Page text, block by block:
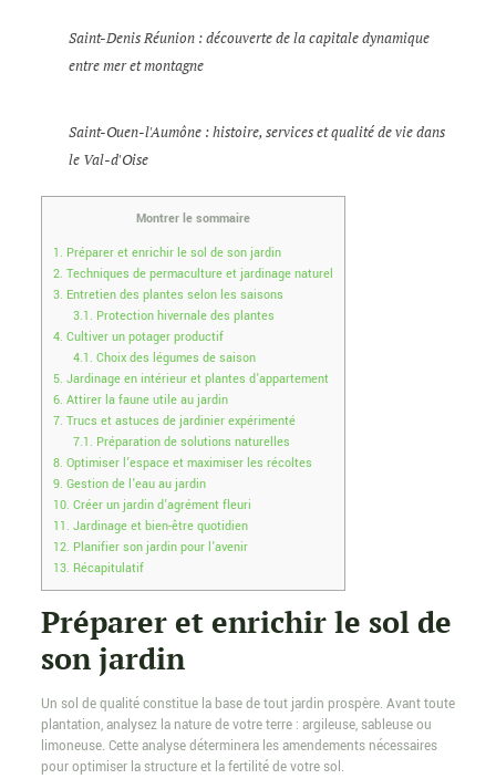
Saint-Denis Réunion : découverte de la capitale dynamique
entre mer et montagne
Saint-Ouen-l'Aumône : histoire, services et qualité de vie dans
le Val-d'Oise
Montrer le sommaire
1. Préparer et enrichir le sol de son jardin
2. Techniques de permaculture et jardinage naturel
3. Entretien des plantes selon les saisons
3.1. Protection hivernale des plantes
4. Cultiver un potager productif
4.1. Choix des légumes de saison
5. Jardinage en intérieur et plantes d’appartement
6. Attirer la faune utile au jardin
7. Trucs et astuces de jardinier expérimenté
7.1. Préparation de solutions naturelles
8. Optimiser l’espace et maximiser les récoltes
9. Gestion de l’eau au jardin
10. Créer un jardin d’agrément fleuri
11. Jardinage et bien-être quotidien
12. Planifier son jardin pour l’avenir
13. Récapitulatif
Préparer et enrichir le sol de
son jardin
Un sol de qualité constitue la base de tout jardin prospère. Avant toute
plantation, analysez la nature de votre terre : argileuse, sableuse ou
limoneuse. Cette analyse déterminera les amendements nécessaires
pour optimiser la structure et la fertilité de votre sol.